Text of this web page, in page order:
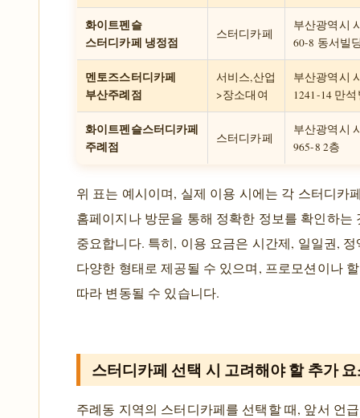
화이트펜슬
스터디카페 냉정점
스터디카페
부산광역시
60-8 동서빌
멘토즈스터디카페
부산주례점
서비스,산업
>장소대여
부산광역시
1241-14 만
화이트펜슬스터디카페
주례점
스터디카페
부산광역시
965-8 2층
위 표는 예시이며, 실제 이용 시에는 각 스터디카
홈페이지나 방문을 통해 정확한 정보를 확인하는
중요합니다. 특히, 이용 요금은 시간제, 일일권,
다양한 형태로 제공될 수 있으며, 프로모션이나
따라 변동될 수 있습니다.
스터디카페 선택 시 고려해야 할 추가
주례동 지역의 스터디카페를 선택할 때, 앞서 언